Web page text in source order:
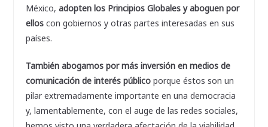
México, adopten los Principios Globales y aboguen por
elloscon gobiernos y otras partes interesadas en sus
países.
También abogamos por más inversión en medios de
comunicación de interés públicoporque éstos son un
pilar extremadamente importante en una democracia
y, lamentablemente, con el auge de las redes sociales,